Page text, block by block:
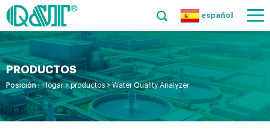
español
PRODUCTOS
Posición : Hogar>productos >Water Quality Analyzer